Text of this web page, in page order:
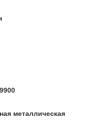
металлическая